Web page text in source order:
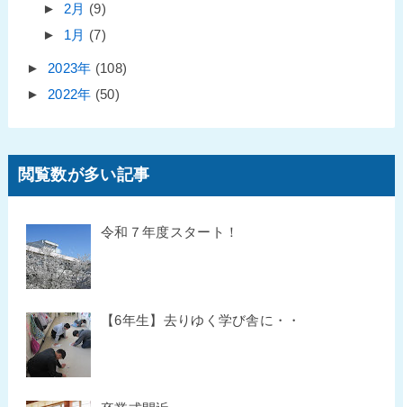
► 2月 (9)
► 1月 (7)
► 2023年 (108)
► 2022年 (50)
閲覧数が多い記事
令和７年度スタート！
【6年生】去りゆく学び舎に・・